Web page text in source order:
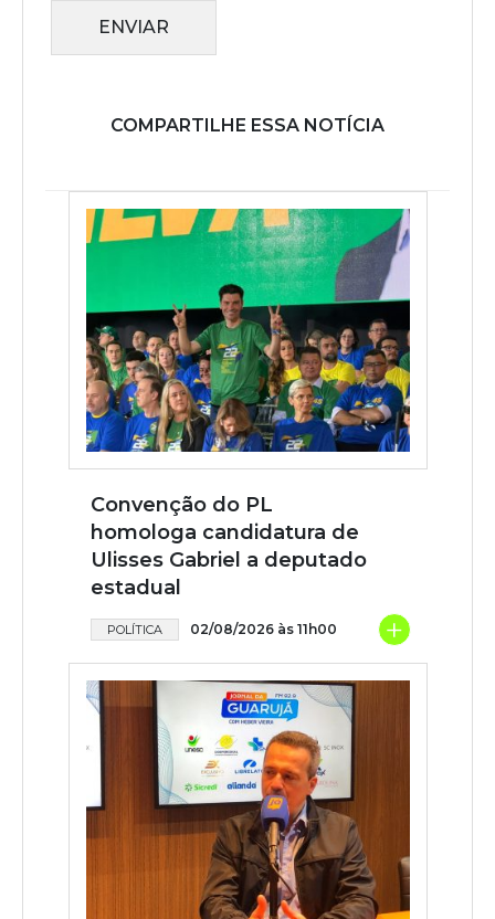
ENVIAR
COMPARTILHE ESSA NOTÍCIA
Convenção do PL
homologa candidatura de
Ulisses Gabriel a deputado
estadual
POLÍTICA 02/08/2026 às 11h00 +